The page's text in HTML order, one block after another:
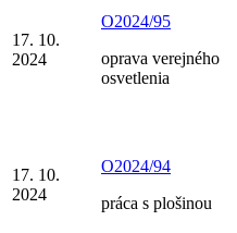
17. 10.
2024
O2024/95
oprava verejného
osvetlenia
17. 10.
2024
O2024/94
práca s plošinou